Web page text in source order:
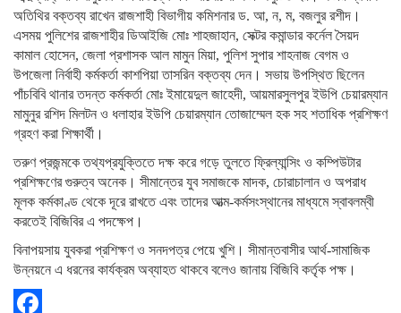
অতিথির বক্তব্য রাখেন রাজশাহী বিভাগীয় কমিশনার ড. আ, ন, ম, বজলুর রশীদ।
এসময় পুলিশের রাজশাহীর ডিআইজি মোঃ শাহজাহান, সেক্টর কমান্ডার কর্নেল সৈয়দ
কামাল হোসেন, জেলা প্রশাসক আল মামুন মিয়া, পুলিশ সুপার শাহনাজ বেগম ও
উপজেলা নির্বাহী কর্মকর্তা কাশপিয়া তাসরিন বক্তব্য দেন। সভায় উপস্থিত ছিলেন
পাঁচবিবি থানার তদন্ত কর্মকর্তা মোঃ ইমায়েদুল জাহেদী, আয়মারসুলপুর ইউপি চেয়ারম্যান
মামুনুর রশিদ মিলটন ও ধলাহার ইউপি চেয়ারম্যান তোজাম্মেল হক সহ শতাধিক প্রশিক্ষণ
গ্রহণ করা শিক্ষার্থী।
তরুণ প্রজন্মকে তথ্যপ্রযুক্তিতে দক্ষ করে গড়ে তুলতে ফ্রিল্যান্সিং ও কম্পিউটার
প্রশিক্ষণের গুরুত্ব অনেক। সীমান্তের যুব সমাজকে মাদক, চোরাচালান ও অপরাধ
মূলক কর্মকাণ্ড থেকে দূরে রাখতে এবং তাদের আত্ম-কর্মসংস্থানের মাধ্যমে স্বাবলম্বী
করতেই বিজিবির এ পদক্ষেপ।
বিনাপয়সায় যুবকরা প্রশিক্ষণ ও সনদপত্র পেয়ে খুশি। সীমান্তবাসীর আর্থ-সামাজিক
উন্নয়নে এ ধরনের কার্যক্রম অব্যাহত থাকবে বলেও জানায় বিজিবি কর্তৃক পক্ষ।